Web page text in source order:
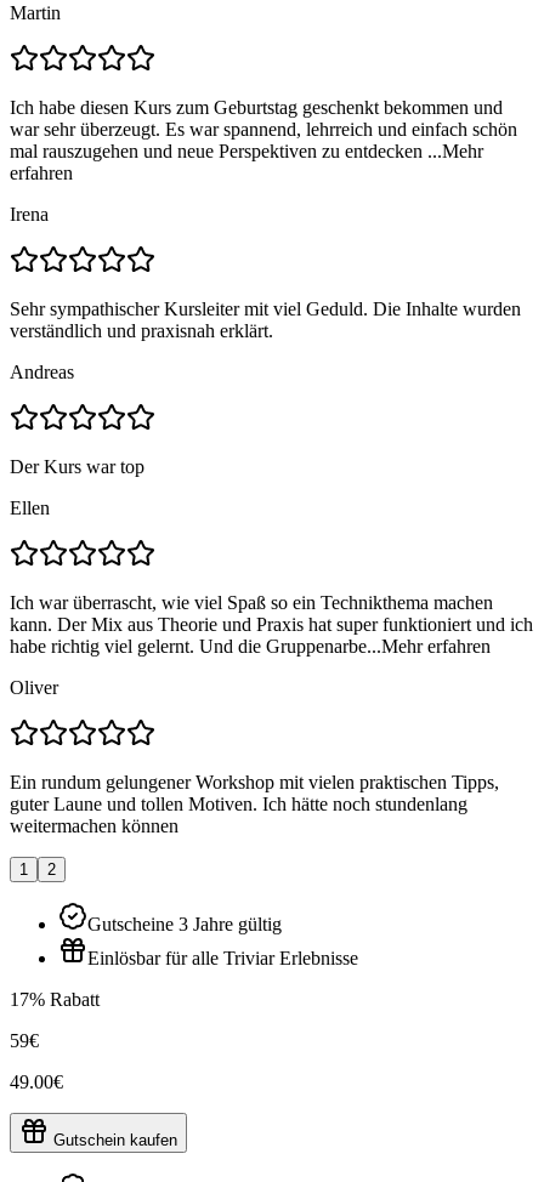
Martin
Ich habe diesen Kurs zum Geburtstag geschenkt bekommen und
war sehr überzeugt. Es war spannend, lehrreich und einfach schön
mal rauszugehen und neue Perspektiven zu entdecken ...Mehr
erfahren
Irena
Sehr sympathischer Kursleiter mit viel Geduld. Die Inhalte wurden
verständlich und praxisnah erklärt.
Andreas
Der Kurs war top
Ellen
Ich war überrascht, wie viel Spaß so ein Technikthema machen
kann. Der Mix aus Theorie und Praxis hat super funktioniert und ich
habe richtig viel gelernt. Und die Gruppenarbe...Mehr erfahren
Oliver
Ein rundum gelungener Workshop mit vielen praktischen Tipps,
guter Laune und tollen Motiven. Ich hätte noch stundenlang
weitermachen können
1 2
Gutscheine 3 Jahre gültig
Einlösbar für alle Triviar Erlebnisse
17% Rabatt
59€
49.00€
Gutschein kaufen